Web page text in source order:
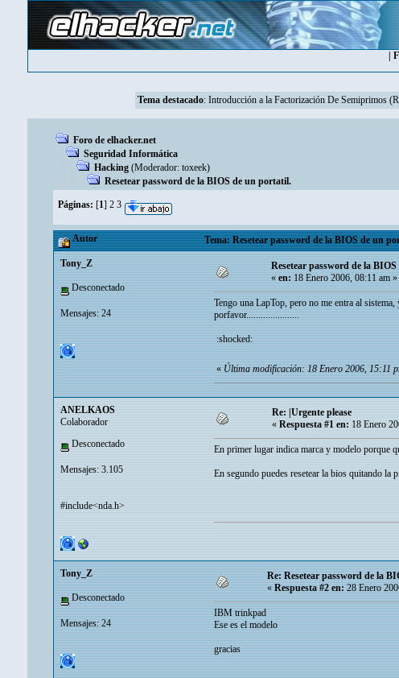
Tema destacado: Introducción a la Factorización De Semiprimos
Foro de elhacker.net
Seguridad Informática
Hacking (Moderador: toxeek)
Resetear password de la BIOS de un portatil.
Páginas: [1] 2 3
Autor Tema: Resetear password de la BIOS de un
Tony_Z
Desconectado
Mensajes: 24
Resetear password de la
«en:18 Enero 2006, 08:11 am »
Tengo una LapTop, pero no me entra al
porfavor......................
:shocked:
«Última modificación: 18 Enero 2006, 15:11
ANELKAOS
Colaborador
Desconectado
Mensajes: 3.105
#include<nda.h>
Re: |Urgente please
« Respuesta #1 en: 18 Enero
En primer lugar indica marca y modelo porque
En segundo puedes resetear la bios quitando la
Tony_Z
Desconectado
Mensajes: 24
Re: Resetear password de la
«Respuesta #2 en:28 Enero
IBM trinkpad
Ese es el modelo
gracias